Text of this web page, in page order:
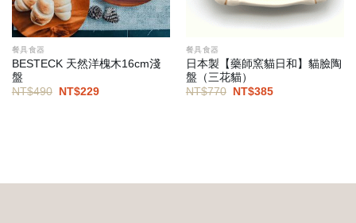
餐具食器
BESTECK 天然洋槐木16cm淺
盤
NT$490
原
NT$229目
餐具食器
日本製【藥師窯貓日和】貓臉陶
盤（三花貓）
NT$770
原
NT$385目